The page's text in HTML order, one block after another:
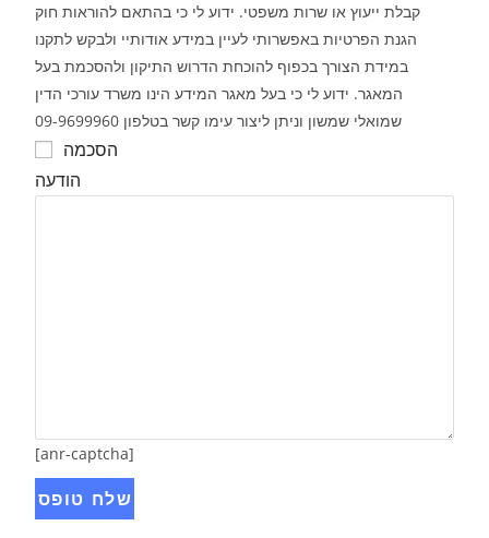
קבלת ייעוץ או שרות משפטי. ידוע לי כי בהתאם להוראות חוק
הגנת הפרטיות באפשרותי לעיין במידע אודותיי ולבקש לתקנו
במידת הצורך בכפוף להוכחת הדרוש התיקון ולהסכמת בעל
המאגר. ידוע לי כי בעל מאגר המידע הינו משרד עורכי הדין
שמואלי שמשון וניתן ליצור עימו קשר בטלפון 09-9699960
הסכמה
הודעה
[anr-captcha]